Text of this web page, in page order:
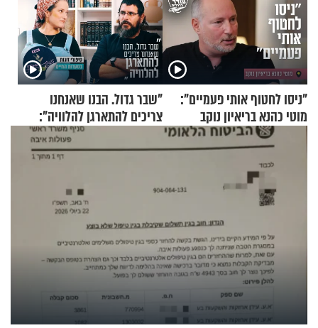
"ניסו לחטוף אותי פעמיים":
מוטי כהנא בריאיון נוקב
"שבר גדול. הבנו שאנחנו
צריכים להתארגן להלוויה":
זוגיות במבחן, הפעם עם מרים
וגד דנינו